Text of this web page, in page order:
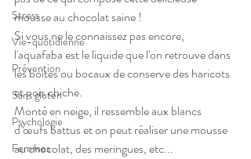
Stress
Vie-quotidienne
Prévention
Sans gluten
Psychologie
Femmes
mousse au chocolat saine !
Si vous ne le connaissez pas encore,
l'aquafaba est le liquide que l'on retrouve dans
les boites ou bocaux de conserve des haricots
et pois chiche.
Monté en neige, il ressemble aux blancs
d’œufs battus et on peut réaliser une mousse
au chocolat, des meringues, etc...